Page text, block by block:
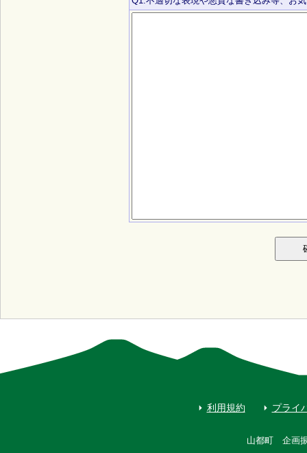
利用規約 プライ
山都町 企画